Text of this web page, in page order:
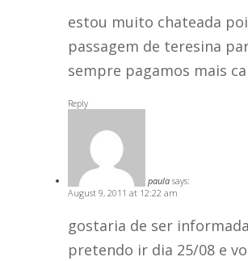
estou muito chateada
passagem de teresina
sempre pagamos mais
Reply
paula says:
August 9, 2011 at 12:22 am
gostaria de ser
pretendo ir dia 25/08 e